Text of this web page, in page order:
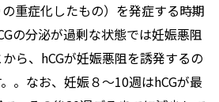
重症化したもの）を発症する時期
の分泌が過剰な状態では妊娠悪阻
ら、hCGが妊娠悪阻を誘発するの
。なお、妊娠８～10週はhCGが最